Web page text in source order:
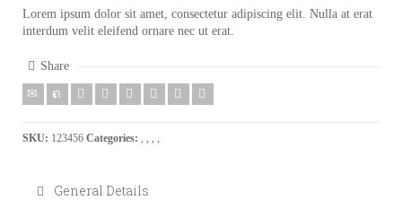
Lorem ipsum dolor sit amet, consectetur adipiscing elit. Nulla at erat
interdum velit eleifend ornare nec ut erat.
Share
SKU: 123456 Categories: , , , ,
General Details